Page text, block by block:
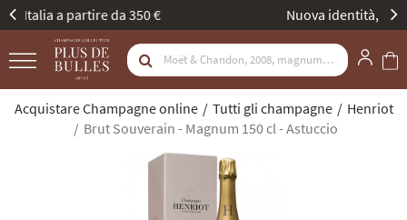
Nuova identità, stessa passione. Scopritela
Acquistare Champagne online Tutti gli champagne
Henriot
Brut Souverain - Magnum 150 cl - Astuccio